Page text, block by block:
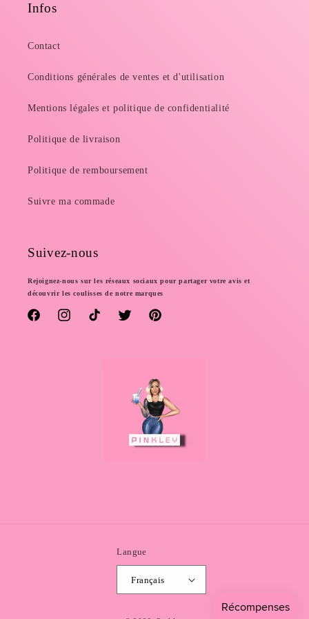
Infos
Contact
Conditions générales de ventes et d'utilisation
Mentions légales et politique de confidentialité
Politique de livraison
Politique de remboursement
Suivre ma commade
Suivez-nous
Rejoignez-nous sur les réseaux sociaux pour partager votre avis et
découvrir les coulisses de notre marques
FacebookInstagramTikTok Twitter Pinterest
Langue
Français